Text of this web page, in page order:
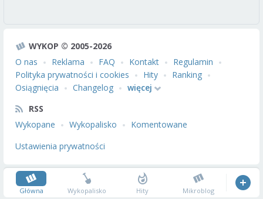
WYKOP © 2005-2026
O nas
Reklama FAQ Kontakt
Regulamin
Polityka prywatności i cookies
Hity
Ranking
Osiągnięcia
Changelog
więcej
RSS
Wykopane
Wykopalisko
Komentowane
Ustawienia prywatności
Główna Wykopalisko Hity Mikroblog